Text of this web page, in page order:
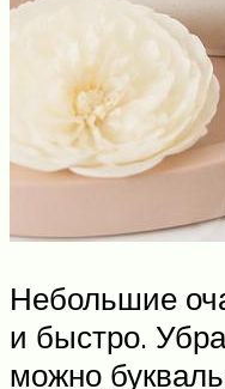
Небольшие
и быстро.
можно